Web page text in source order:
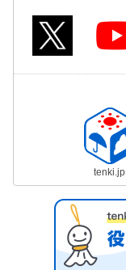
tenki.jp